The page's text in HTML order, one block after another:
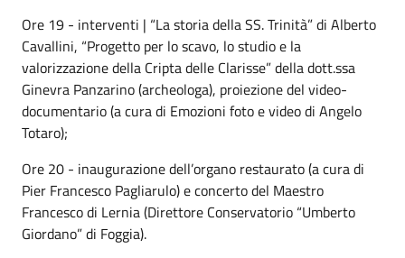
Ore 19 - interventi | “La storia della SS. Trinità” di Alberto
Cavallini, “Progetto per lo scavo, lo studio e la
valorizzazione della Cripta delle Clarisse” della dott.ssa
Ginevra Panzarino (archeologa), proiezione del video-
documentario (a cura di Emozioni foto e video di Angelo
Totaro);
Ore 20 - inaugurazione dell’organo restaurato (a cura di
Pier Francesco Pagliarulo) e concerto del Maestro
Francesco di Lernia (Direttore Conservatorio “Umberto
Giordano” di Foggia).